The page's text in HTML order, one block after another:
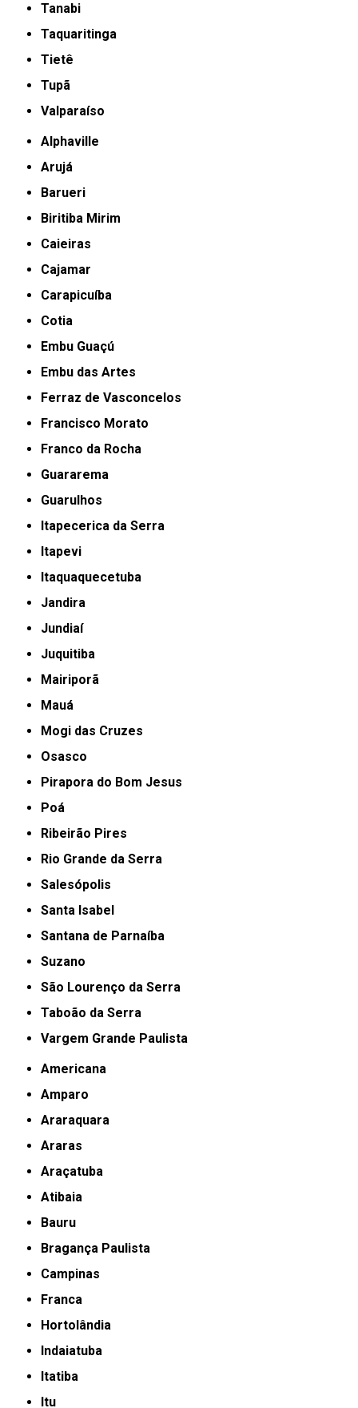
Tanabi
Taquaritinga
Tietê
Tupã
Valparaíso
Alphaville
Arujá
Barueri
Biritiba Mirim
Caieiras
Cajamar
Carapicuíba
Cotia
Embu Guaçú
Embu das Artes
Ferraz de Vasconcelos
Francisco Morato
Franco da Rocha
Guararema
Guarulhos
Itapecerica da Serra
Itapevi
Itaquaquecetuba
Jandira
Jundiaí
Juquitiba
Mairiporã
Mauá
Mogi das Cruzes
Osasco
Pirapora do Bom Jesus
Poá
Ribeirão Pires
Rio Grande da Serra
Salesópolis
Santa Isabel
Santana de Parnaíba
Suzano
São Lourenço da Serra
Taboão da Serra
Vargem Grande Paulista
Americana
Amparo
Araraquara
Araras
Araçatuba
Atibaia
Bauru
Bragança Paulista
Campinas
Franca
Hortolândia
Indaiatuba
Itatiba
Itu